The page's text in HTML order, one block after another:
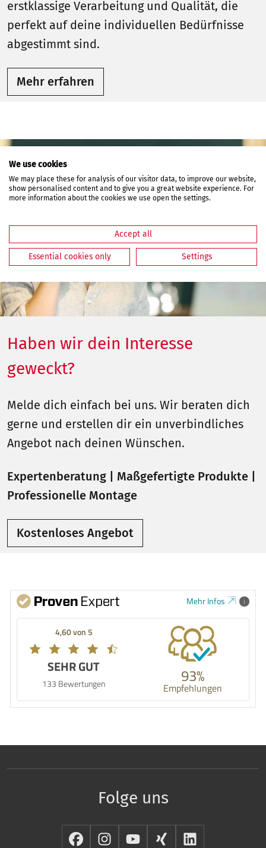
erstklassige Verarbeitung und Qualität, die
perfekt auf deine individuellen Bedürfnisse
abgestimmt sind.
Mehr erfahren
Haben wir dein Interesse
geweckt?
Melde dich einfach bei uns. Wir beraten dich
gerne und erstellen dir ein unverbindliches
Angebot nach deinen Wünschen.
Expertenberatung | Maßgefertigte Produkte |
Professionelle Montage
Kostenloses Angebot
Mehr Infos
4,60 von 5
SEHR GUT
133 Bewertungen 93%
Empfehlungen
Folge uns
We use cookies
We may place these for analysis of our visitor data, to improve our website,
show personalised content and to give you a great website experience. For
more information about the cookies we use open the settings.
Accept all
Essential cookies only Settings